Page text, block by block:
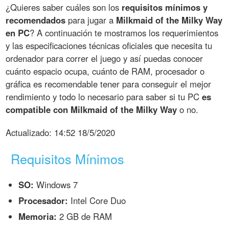
¿Quieres saber cuáles son los requisitos mínimos y
recomendados para jugar a Milkmaid of the Milky Way
en PC? A continuación te mostramos los requerimientos
y las especificaciones técnicas oficiales que necesita tu
ordenador para correr el juego y así puedas conocer
cuánto espacio ocupa, cuánto de RAM, procesador o
gráfica es recomendable tener para conseguir el mejor
rendimiento y todo lo necesario para saber si tu PCes
compatible con Milkmaid of the Milky Way o no.
Actualizado: 14:52 18/5/2020
Requisitos Mínimos
SO: Windows 7
Procesador: Intel Core Duo
Memoria: 2 GB de RAM